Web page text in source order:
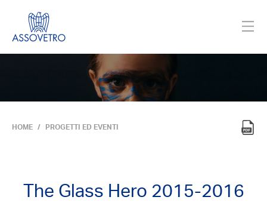
HOME PROGETTI ED EVENTI
The Glass Hero 2015-2016